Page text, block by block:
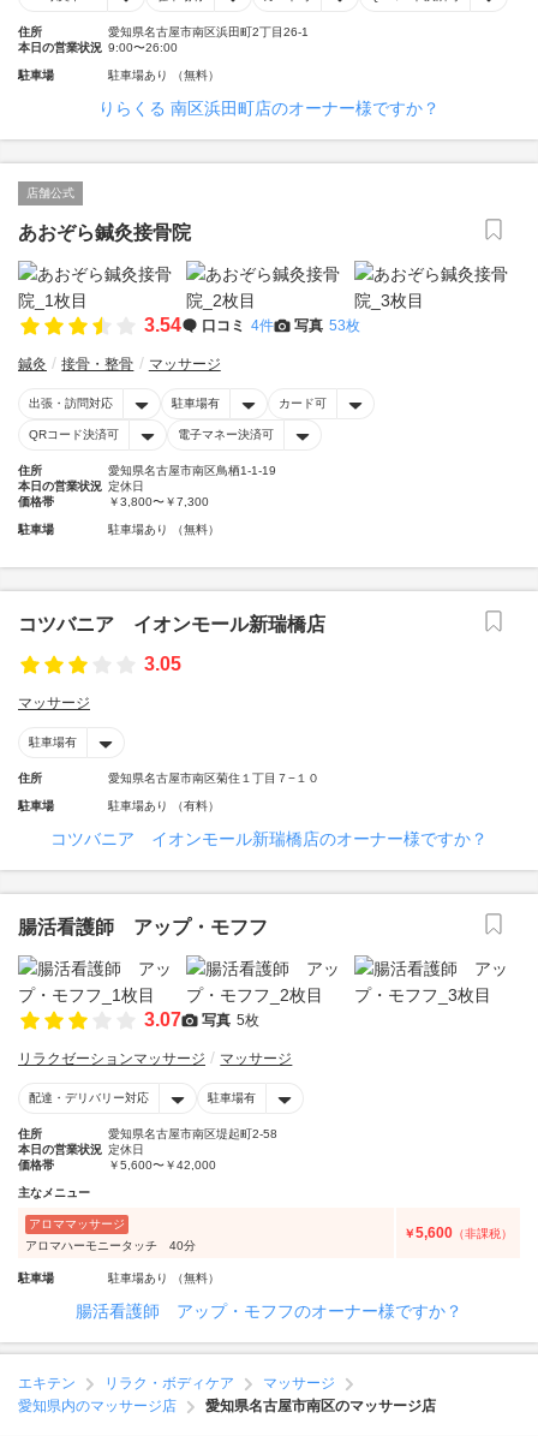
住所
愛知県名古屋市南区浜田町2丁目26-1
本日の営業状況 9:00〜26:00
駐車場 駐車場あり （無料）
りらくる 南区浜田町店のオーナー様ですか？
店舗公式
あおぞら鍼灸接骨院
3.54 口コミ 4件 写真 53枚
鍼灸 接骨・整骨 マッサージ
出張・訪問対応 駐車場有 カード可
QRコード決済可 電子マネー決済可
住所
愛知県名古屋市南区鳥栖1-1-19
本日の営業状況 定休日
価格帯
￥3,800〜￥7,300
駐車場 駐車場あり （無料）
コツバニア イオンモール新瑞橋店
3.05
マッサージ
駐車場有
住所 愛知県名古屋市南区菊住１丁目７−１０
駐車場 駐車場あり （有料）
コツバニア イオンモール新瑞橋店のオーナー様ですか？
腸活看護師 アップ・モフフ
3.07 写真 5枚
リラクゼーションマッサージ マッサージ
配達・デリバリー対応 駐車場有
住所
愛知県名古屋市南区堤起町2-58
本日の営業状況 定休日
価格帯
￥5,600〜￥42,000
主なメニュー
アロママッサージ
アロマハーモニータッチ 40分
￥5,600 （非課税）
駐車場 駐車場あり （無料）
腸活看護師 アップ・モフフのオーナー様ですか？
エキテン リラク・ボディケア
マッサージ
愛知県内のマッサージ店
愛知県名古屋市南区のマッサージ店